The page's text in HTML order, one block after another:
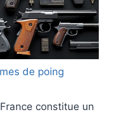
de poing
constitue un